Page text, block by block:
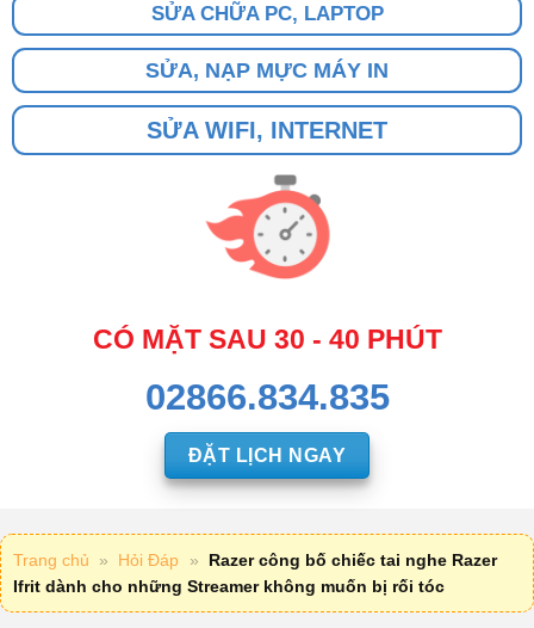
SỬA CHỮA PC, LAPTOP
SỬA, NẠP MỰC MÁY IN
SỬA WIFI, INTERNET
CÓ MẶT SAU 30 - 40 PHÚT
02866.834.835
ĐẶT LỊCH NGAY
Trang chủ » Hỏi Đáp »
Razer công bố chiếc tai nghe Razer
Ifrit dành cho những Streamer không muốn bị rối tóc